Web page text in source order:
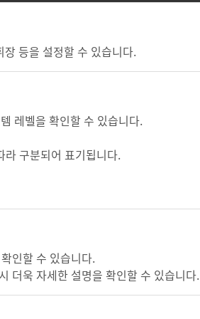
등을 설정할 수 있습니다.
레벨을 확인할 수 있습니다.
구분되어 표기됩니다.
인할 수 있습니다.
더욱 자세한 설명을 확인할 수 있습니다.